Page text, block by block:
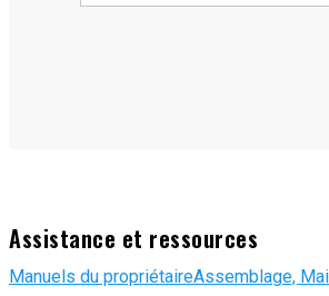
Assistance et ressources
Manuels du propriétaireAssemblage,